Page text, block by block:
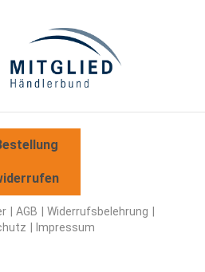
AGB
Widerrufsbelehrung
Impressum